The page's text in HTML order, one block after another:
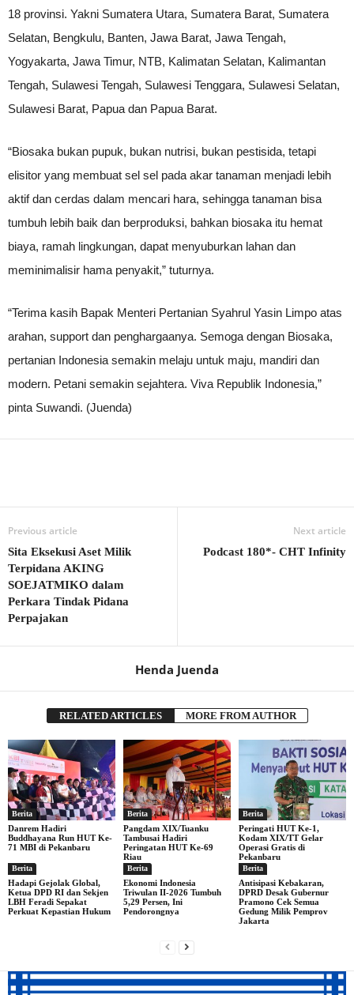
18 provinsi. Yakni Sumatera Utara, Sumatera Barat, Sumatera
Selatan, Bengkulu, Banten, Jawa Barat, Jawa Tengah,
Yogyakarta, Jawa Timur, NTB, Kalimatan Selatan, Kalimantan
Tengah, Sulawesi Tengah, Sulawesi Tenggara, Sulawesi Selatan,
Sulawesi Barat, Papua dan Papua Barat.
“Biosaka bukan pupuk, bukan nutrisi, bukan pestisida, tetapi
elisitor yang membuat sel sel pada akar tanaman menjadi lebih
aktif dan cerdas dalam mencari hara, sehingga tanaman bisa
tumbuh lebih baik dan berproduksi, bahkan biosaka itu hemat
biaya, ramah lingkungan, dapat menyuburkan lahan dan
meminimalisir hama penyakit,” tuturnya.
“Terima kasih Bapak Menteri Pertanian Syahrul Yasin Limpo atas
arahan, support dan penghargaanya. Semoga dengan Biosaka,
pertanian Indonesia semakin melaju untuk maju, mandiri dan
modern. Petani semakin sejahtera. Viva Republik Indonesia,”
pinta Suwandi. (Juenda)
Previous article
Sita Eksekusi Aset Milik
Terpidana AKING
SOEJATMIKO dalam
Perkara Tindak Pidana
Perpajakan
Next article
Podcast 180*- CHT Infinity
Henda Juenda
RELATED ARTICLES MORE FROM AUTHOR
Berita
Danrem Hadiri
Buddhayana Run HUT Ke-
71 MBI di Pekanbaru
Berita
Pangdam XIX/Tuanku
Tambusai Hadiri
Peringatan HUT Ke-69
Riau
Berita
Peringati HUT Ke-1,
Kodam XIX/TT Gelar
Operasi Gratis di
Pekanbaru
Berita
Hadapi Gejolak Global,
Ketua DPD RI dan Sekjen
LBH Feradi Sepakat
Perkuat Kepastian Hukum
Berita
Ekonomi Indonesia
Triwulan II-2026 Tumbuh
5,29 Persen, Ini
Pendorongnya
Berita
Antisipasi Kebakaran,
DPRD Desak Gubernur
Pramono Cek Semua
Gedung Milik Pemprov
Jakarta